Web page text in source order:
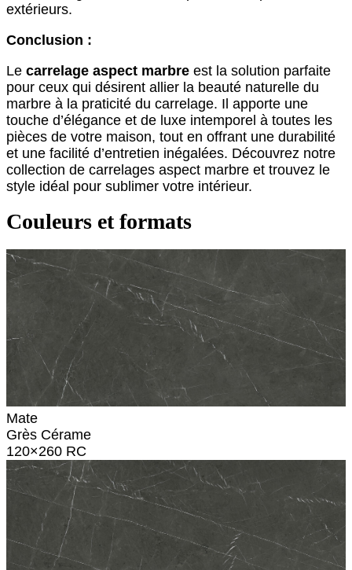
extérieurs.
Conclusion :
Le carrelage aspect marbre est la solution parfaite
pour ceux qui désirent allier la beauté naturelle du
marbre à la praticité du carrelage. Il apporte une
touche d’élégance et de luxe intemporel à toutes les
pièces de votre maison, tout en offrant une durabilité
et une facilité d’entretien inégalées. Découvrez notre
collection de carrelages aspect marbre et trouvez le
style idéal pour sublimer votre intérieur.
Couleurs et formats
Mate
Grès Cérame
120×260 RC